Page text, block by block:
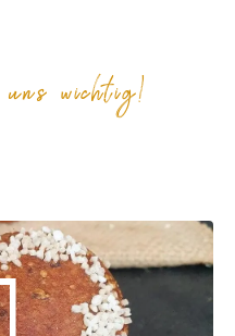
wichtig!